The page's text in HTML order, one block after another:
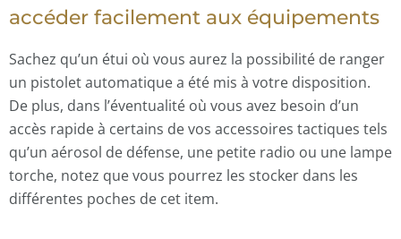
accéder facilement aux équipements
Sachez qu’un étui où vous aurez la possibilité de ranger
un pistolet automatique a été mis à votre disposition.
De plus, dans l’éventualité où vous avez besoin d’un
accès rapide à certains de vos accessoires tactiques tels
qu’un aérosol de défense, une petite radio ou une lampe
torche, notez que vous pourrez les stocker dans les
différentes poches de cet item.